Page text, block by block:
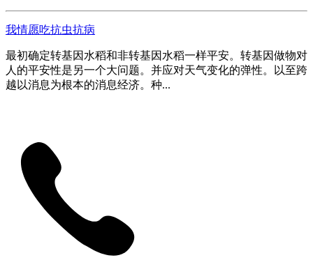
我情愿吃抗虫抗病
最初确定转基因水稻和非转基因水稻一样平安。转基因做物对
人的平安性是另一个大问题。并应对天气变化的弹性。以至跨
越以消息为根本的消息经济。种...